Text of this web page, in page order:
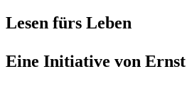
Lesen fürs Leben
Eine Initiative von